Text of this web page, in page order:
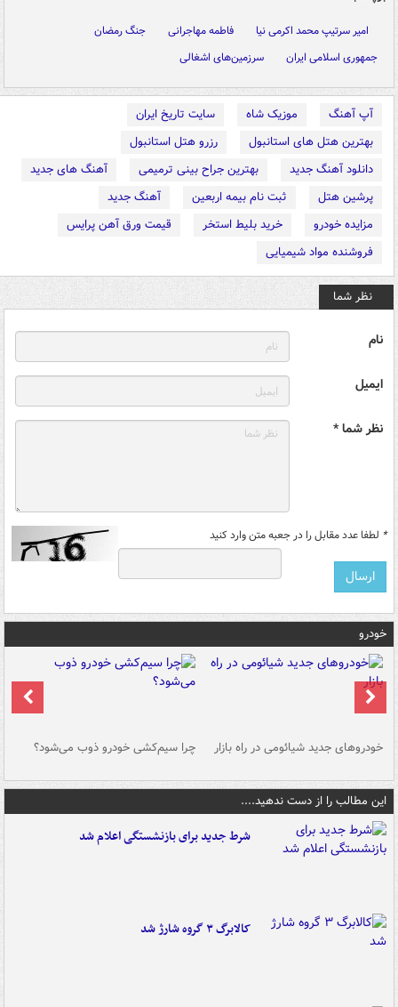
امیر سرتیپ محمد اکرمی نیا فاطمه مهاجرانی
جنگ رمضان
جمهوری اسلامی ایران
سرزمین‌های اشغالی
آپ آهنگ موزیک شاه
سایت تاریخ ایران
بهترین هتل های استانبول
رزرو هتل استانبول
دانلود آهنگ جدید
بهترین جراح بینی ترمیمی
آهنگ های جدید
پرشین هتل
ثبت نام بیمه اربعین
آهنگ جدید
مزایده خودرو
خرید بلیط استخر
قیمت ورق آهن پرایس
فروشنده مواد شیمیایی
نظر شما
نام
ایمیل
نظر شما *
* لطفا عدد مقابل را در جعبه متن وارد کنید
خودرو
خودروهای جدید شیائومی در راه بازار چرا سیم‌کشی خودرو ذوب می‌شود؟
این مطالب را از دست ندهید....
شرط جدید برای بازنشستگی اعلام شد
کالابرگ ۳ گروه شارژ شد